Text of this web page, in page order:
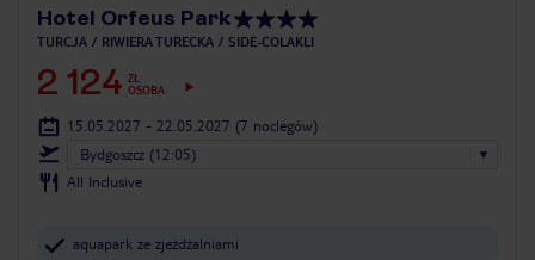
Hotel Orfeus Park
TURCJA RIWIERA TURECKA SIDE-COLAKLI
2 124 ZŁ
OSOBA
15.05.2027 - 22.05.2027 (7 noclegów)
Bydgoszcz (12:05)
All Inclusive
aquapark ze zjeżdżalniami